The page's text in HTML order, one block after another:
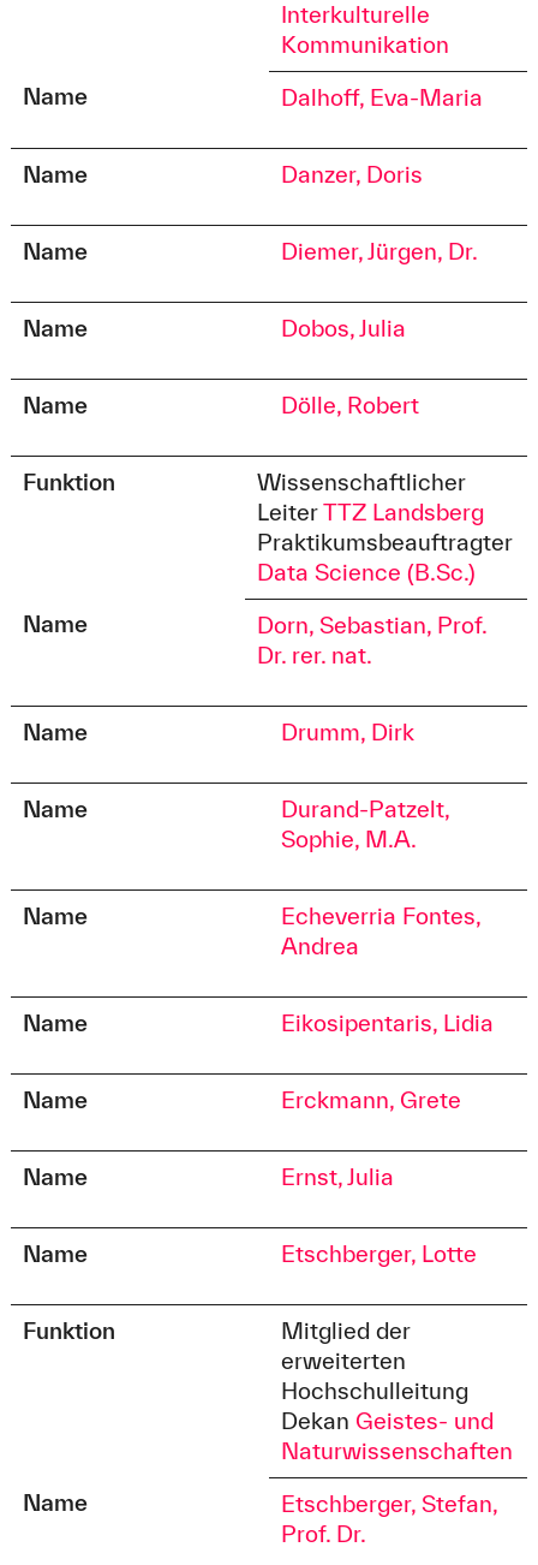
Interkulturelle
Kommunikation
Name
Dalhoff, Eva-Maria
Name Danzer, Doris
Name Diemer, Jürgen, Dr.
Name Dobos, Julia
Name Dölle, Robert
Funktion
Wissenschaftlicher
LeiterTTZ Landsberg
Praktikumsbeauftragter
Data Science (B.Sc.)
Name
Dorn, Sebastian, Prof.
Dr. rer. nat.
Name Drumm, Dirk
Name
Durand-Patzelt,
Sophie, M.A.
Name
Echeverria Fontes,
Andrea
Name Eikosipentaris, Lidia
Name Erckmann, Grete
Name Ernst, Julia
Name Etschberger, Lotte
Funktion
Mitglied der
erweiterten
Hochschulleitung
Dekan Geistes- und
Naturwissenschaften
Name
Etschberger, Stefan,
Prof. Dr.